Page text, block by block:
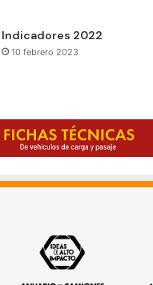
Indicadores 2022
10 febrero 2023